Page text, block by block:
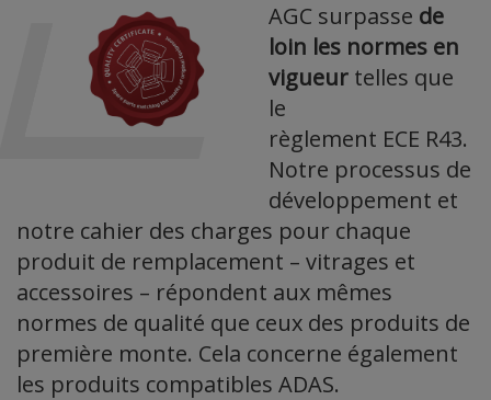
AGC surpasse de
loin les normes en
vigueur telles que
le
règlement ECE R43.
Notre processus de
développement et
notre cahier des charges pour chaque
produit de remplacement – vitrages et
accessoires – répondent aux mêmes
normes de qualité que ceux des produits de
première monte. Cela concerne également
les produits compatibles ADAS.